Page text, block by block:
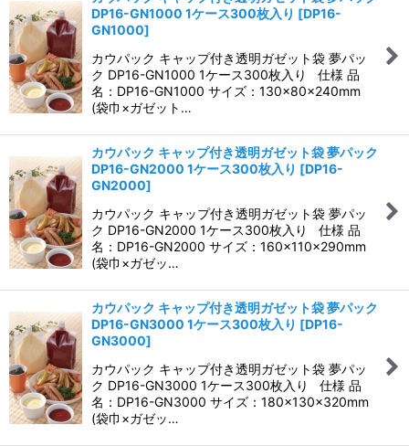
DP16-GN1000 1ケース300枚入り [DP16-
GN1000]
カウパック キャップ付き透明ガゼット袋 夢パッ
ク DP16-GN1000 1ケース300枚入り 仕様 品
名：DP16-GN1000 サイズ：130×80×240mm
(袋巾×ガゼット…
カウパック キャップ付き透明ガゼット袋 夢パック
DP16-GN2000 1ケース300枚入り [DP16-
GN2000]
カウパック キャップ付き透明ガゼット袋 夢パッ
ク DP16-GN2000 1ケース300枚入り 仕様 品
名：DP16-GN2000 サイズ：160×110×290mm
(袋巾×ガゼッ…
カウパック キャップ付き透明ガゼット袋 夢パック
DP16-GN3000 1ケース300枚入り [DP16-
GN3000]
カウパック キャップ付き透明ガゼット袋 夢パッ
ク DP16-GN3000 1ケース300枚入り 仕様 品
名：DP16-GN3000 サイズ：180×130×320mm
(袋巾×ガゼッ…